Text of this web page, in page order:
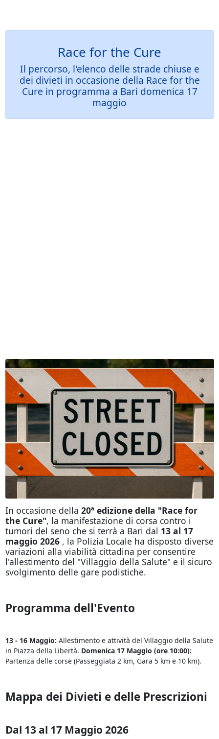
Race for the Cure
Il percorso, l'elenco delle strade chiuse e
dei divieti in occasione della Race for the
Cure in programma a Bari domenica 17
maggio
In occasione della 20ª edizione della "Race for
the Cure", la manifestazione di corsa contro i
tumori del seno che si terrà a Bari dal 13 al 17
maggio 2026, la Polizia Locale ha disposto diverse
variazioni alla viabilità cittadina per consentire
l'allestimento del "Villaggio della Salute" e il sicuro
svolgimento delle gare podistiche.
Programma dell'Evento
13 - 16 Maggio: Allestimento e attività del Villaggio della Salute
in Piazza della Libertà. Domenica 17 Maggio (ore 10:00):
Partenza delle corse (Passeggiata 2 km, Gara 5 km e 10 km).
Mappa dei Divieti e delle Prescrizioni
Dal 13 al 17 Maggio 2026